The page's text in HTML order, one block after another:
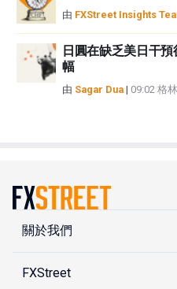
由 FXStreet Insights
日圓在缺乏美日干
幅
由 Sagar Dua | 09:02 格
關於我們
FXStreet